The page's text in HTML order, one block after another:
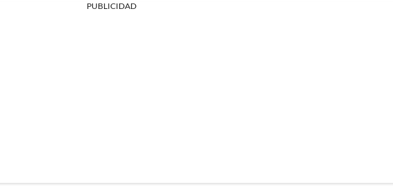
PUBLICIDAD